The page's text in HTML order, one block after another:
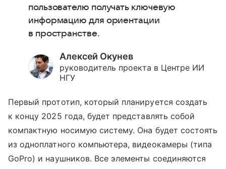
пользователю получать ключевую
информацию для ориентации
в пространстве.
Алексей Окунев
руководитель проекта в Центре ИИ
НГУ
Первый прототип, который планируется создать
к концу 2025 года, будет представлять собой
компактную носимую систему. Она будет состоять
из одноплатного компьютера, видеокамеры (типа
GoPro) и наушников. Все элементы соединяются